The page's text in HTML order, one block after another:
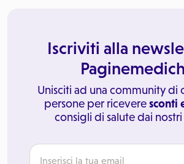
Iscriviti alla
Unisciti ad una community di
persone per riceveresconti
consigli di salute dai